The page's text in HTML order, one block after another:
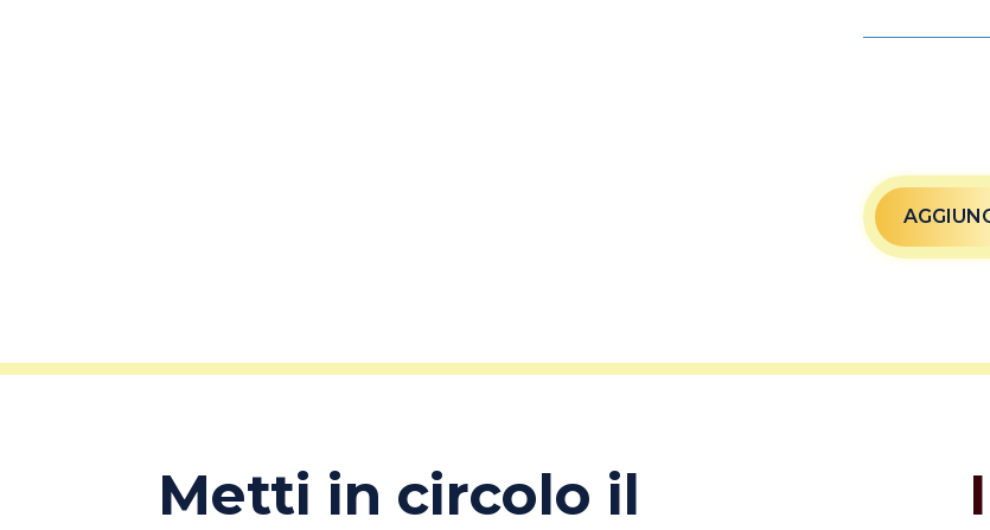
Metti in circolo il